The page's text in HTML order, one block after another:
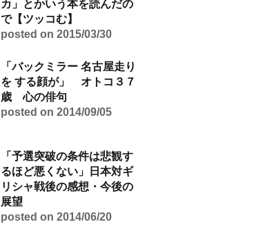
カ」とかいう本を読んだの
で【ツッコむ】
posted on 2015/03/30
「バックミラー 名古屋走り
を する顔が」 オトコ３７
歳 心の俳句
posted on 2014/09/05
「予選突破の条件は悲観す
るほど悪くない」日本対ギ
リシャ戦後の感想・今後の
展望
posted on 2014/06/20